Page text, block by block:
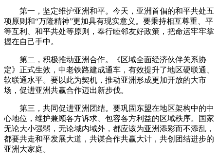
第一，坚定维护亚洲和平。今天，亚洲首倡的和平共处五
项原则和“万隆精神”更加具有现实意义。要秉持相互尊重、平
等互利、和平共处等原则，奉行睦邻友好政策，把命运牢牢掌
握在自己手中。
第二，积极推动亚洲合作。《区域全面经济伙伴关系协
定》正式生效，中老铁路建成通车，有效提升了地区硬联通、
软联通水平。要以此为契机，推动亚洲形成更加开放的大市
场，促进亚洲共赢合作迈出新步伐。
第三，共同促进亚洲团结。要巩固东盟在地区架构中的中
心地位，维护兼顾各方诉求、包容各方利益的区域秩序。国家
无论大小强弱，无论域内域外，都应该为亚洲添彩而不添乱，
都要共走和平发展大道，共谋合作共赢大计，共创团结进步的
亚洲大家庭。